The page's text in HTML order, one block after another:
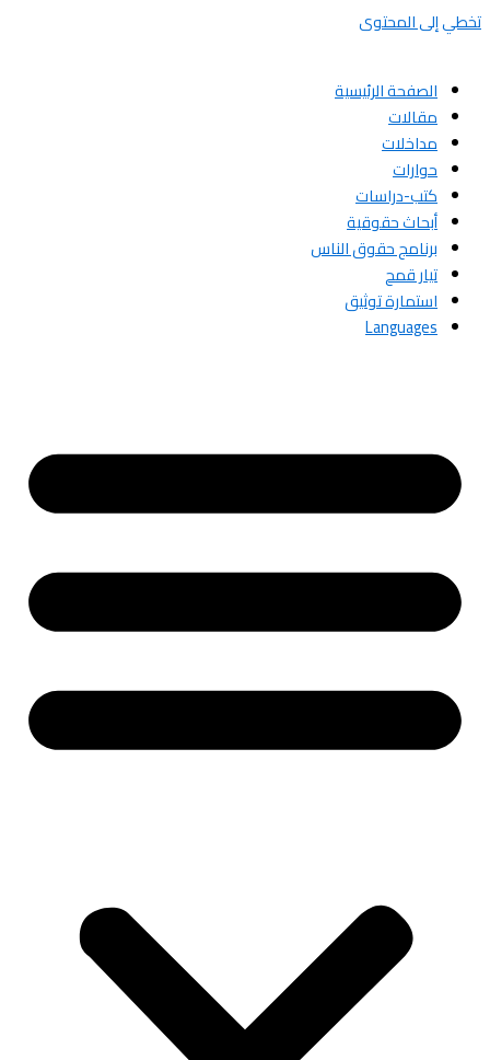
تخطي إلى المحتوى
الصفحة الرئيسية
مقالات
مداخلات
حوارات
كتب-دراسات
أبحاث حقوقية
برنامج حقوق الناس
تيار قمح
استمارة توثيق
Languages